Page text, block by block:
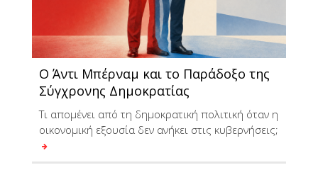
Ο Άντι Μπέρναμ και το Παράδοξο της
Σύγχρονης Δημοκρατίας
Τι απομένει από τη δημοκρατική πολιτική όταν η
οικονομική εξουσία δεν ανήκει στις κυβερνήσεις;